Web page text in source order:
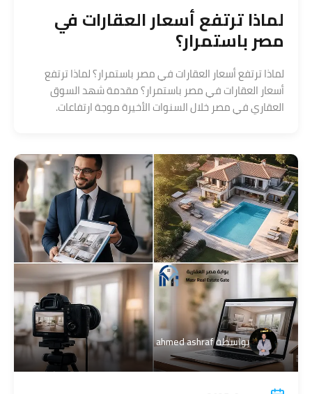
لماذا ترتفع أسعار العقارات في
مصر باستمرار؟
لماذا ترتفع أسعار العقارات في مصر باستمرار؟ لماذا ترتفع
أسعار العقارات في مصر باستمرار؟ مقدمة شهد السوق
العقاري في مصر خلال السنوات الأخيرة موجة ارتفاعات.
بواسطةahmed ashraf